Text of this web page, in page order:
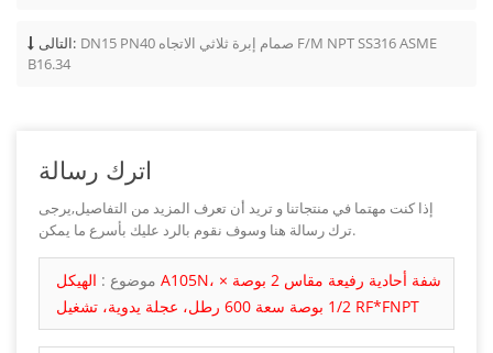
التالى: DN15 PN40 صمام إبرة ثلاثي الاتجاه F/M NPT SS316 ASME
B16.34
اترك رسالة
إذا كنت مهتما في منتجاتنا و تريد أن تعرف المزيد من التفاصيل,يرجى
ترك رسالة هنا وسوف نقوم بالرد عليك بأسرع ما يمكن.
موضوع : الهيكل A105N، شفة أحادية رفيعة مقاس 2 بوصة ×
1/2 بوصة سعة 600 رطل، عجلة يدوية، تشغيل RF*FNPT